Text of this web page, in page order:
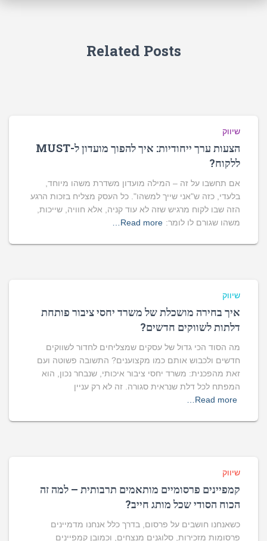
Related Posts
שיווק
הצעות ערך ייחודיות: איך להפוך מועדון ל-MUST
ללקוח?
אם תחשבו על זה – המילה מועדון משדרת משהו מיוחד,
בלעדי, כזה ש"אני שייך למשהו". כל העסק מצליח בזכות הרגע
הזה שבו לקוח מרגיש שזה לא עוד קניה, אלא חוויה, שייכות,
משהו שגורם לו לומר: Read more…
שיווק
איך בחירה מושכלת של משרד יחסי ציבור פותחת
דלתות לשווקים חדשים?
מה הסוד הכי גדול של עסקים שמצליחים לחדור לשווקים
חדשים ולכבוש אותם כמו מקצוענים? התשובה פשוטה ועם
זאת מהפכנית: משרד יחסי ציבור איכותי, שנבחר נכון, הוא
המפתח לכל דלת שנראית סגורה. זה לא רק עניין
Read more…
שיווק
קמפיינים פרסומיים מותאמים תרבותית – למה זה
הכוח הסודי שכל מותג חייב?
כשאנחנו חושבים על פרסום, בדרך כלל אנחנו מדמיינים
פרסומות מזכירות, סלוגנים מנצחים, וכמובן קמפיינים